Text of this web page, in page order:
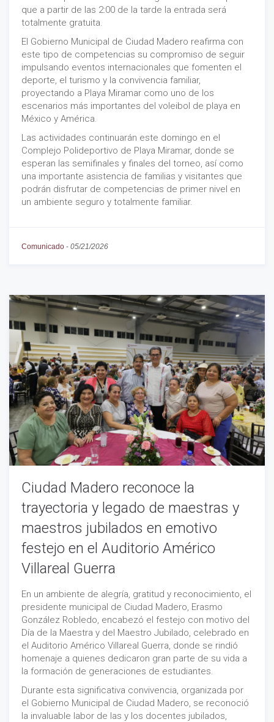
que a partir de las 2:00 de la tarde la entrada será
totalmente gratuita.
El Gobierno Municipal de Ciudad Madero reafirma con
este tipo de competencias su compromiso de seguir
impulsando eventos internacionales que fomenten el
deporte, el turismo y la convivencia familiar,
proyectando a Playa Miramar como uno de los
escenarios más importantes del voleibol de playa en
México y América.
Las actividades continuarán este domingo en el
Complejo Polideportivo de Playa Miramar, donde se
esperan las semifinales y finales del torneo, así como
una importante asistencia de familias y visitantes que
podrán disfrutar de competencias de primer nivel en
un ambiente seguro y totalmente familiar.
Comunicado - 05/21/2026
Ciudad Madero reconoce la
trayectoria y legado de maestras y
maestros jubilados en emotivo
festejo en el Auditorio Américo
Villareal Guerra
En un ambiente de alegría, gratitud y reconocimiento, el
presidente municipal de Ciudad Madero, Erasmo
González Robledo, encabezó el festejo con motivo del
Día de la Maestra y del Maestro Jubilado, celebrado en
el Auditorio Américo Villareal Guerra, donde se rindió
homenaje a quienes dedicaron gran parte de su vida a
la formación de generaciones de estudiantes.
Durante esta significativa convivencia, organizada por
el Gobierno Municipal de Ciudad Madero, se reconoció
la invaluable labor de las y los docentes jubilados,